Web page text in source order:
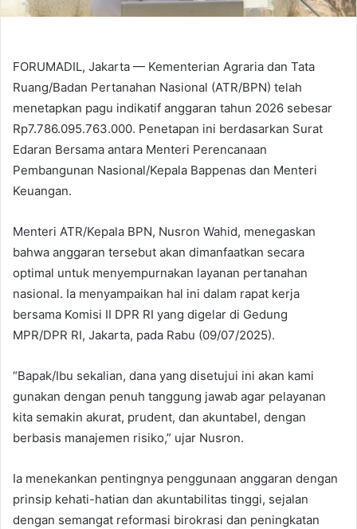
FORUMADIL, Jakarta — Kementerian Agraria dan Tata
Ruang/Badan Pertanahan Nasional (ATR/BPN) telah
menetapkan pagu indikatif anggaran tahun 2026 sebesar
Rp7.786.095.763.000. Penetapan ini berdasarkan Surat
Edaran Bersama antara Menteri Perencanaan
Pembangunan Nasional/Kepala Bappenas dan Menteri
Keuangan.
Menteri ATR/Kepala BPN, Nusron Wahid, menegaskan
bahwa anggaran tersebut akan dimanfaatkan secara
optimal untuk menyempurnakan layanan pertanahan
nasional. Ia menyampaikan hal ini dalam rapat kerja
bersama Komisi II DPR RI yang digelar di Gedung
MPR/DPR RI, Jakarta, pada Rabu (09/07/2025).
“Bapak/Ibu sekalian, dana yang disetujui ini akan kami
gunakan dengan penuh tanggung jawab agar pelayanan
kita semakin akurat, prudent, dan akuntabel, dengan
berbasis manajemen risiko,” ujar Nusron.
Ia menekankan pentingnya penggunaan anggaran dengan
prinsip kehati-hatian dan akuntabilitas tinggi, sejalan
dengan semangat reformasi birokrasi dan peningkatan